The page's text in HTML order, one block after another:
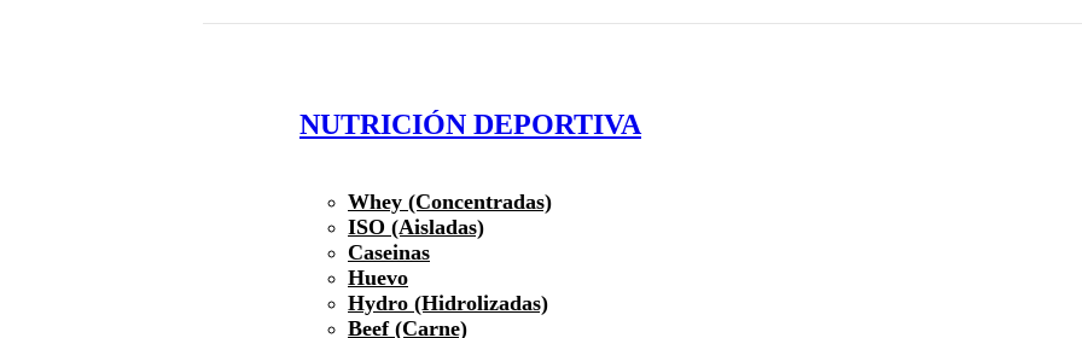
NUTRICIÓN DEPORTIVA
Whey (Concentradas)
ISO (Aisladas)
Caseinas
Huevo
Hydro (Hidrolizadas)
Beef (Carne)